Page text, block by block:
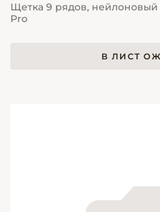
Щетка 9 рядов,
Pro
В ЛИСТ